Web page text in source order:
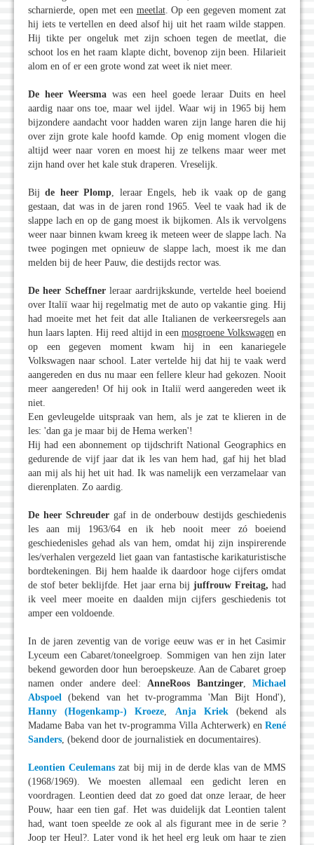
scharnierde, open met een meetlat. Op een gegeven moment zat
hij iets te vertellen en deed alsof hij uit het raam wilde stappen.
Hij tikte per ongeluk met zijn schoen tegen de meetlat, die
schoot los en het raam klapte dicht, bovenop zijn been. Hilarieit
alom en of er een grote wond zat weet ik niet meer.
De heer Weersma was een heel goede leraar Duits en heel
aardig naar ons toe, maar wel ijdel. Waar wij in 1965 bij hem
bijzondere aandacht voor hadden waren zijn lange haren die hij
over zijn grote kale hoofd kamde. Op enig moment vlogen die
altijd weer naar voren en moest hij ze telkens maar weer met
zijn hand over het kale stuk draperen. Vreselijk.
Bijde heer Plomp , leraar Engels, heb ik vaak op de gang
gestaan, dat was in de jaren rond 1965. Veel te vaak had ik de
slappe lach en op de gang moest ik bijkomen. Als ik vervolgens
weer naar binnen kwam kreeg ik meteen weer de slappe lach. Na
twee pogingen met opnieuw de slappe lach, moest ik me dan
melden bij de heer Pauw, die destijds rector was.
De heer Scheffnerleraar aardrijkskunde, vertelde heel boeiend
over Italiï waar hij regelmatig met de auto op vakantie ging. Hij
had moeite met het feit dat alle Italianen de verkeersregels aan
hun laars lapten. Hij reed altijd in een mosgroene Volkswagen en
op een gegeven moment kwam hij in een kanariegele
Volkswagen naar school. Later vertelde hij dat hij te vaak werd
aangereden en dus nu maar een fellere kleur had gekozen. Nooit
meer aangereden! Of hij ook in Italiï werd aangereden weet ik
niet.
Een gevleugelde uitspraak van hem, als je zat te klieren in de
les: 'dan ga je maar bij de Hema werken'!
Hij had een abonnement op tijdschrift National Geographics en
gedurende de vijf jaar dat ik les van hem had, gaf hij het blad
aan mij als hij het uit had. Ik was namelijk een verzamelaar van
dierenplaten. Zo aardig.
De heer Schreudergaf in de onderbouw destijds geschiedenis
les aan mij 1963/64 en ik heb nooit meer zó boeiend
geschiedenisles gehad als van hem, omdat hij zijn inspirerende
les/verhalen vergezeld liet gaan van fantastische karikaturistische
bordtekeningen. Bij hem haalde ik daardoor hoge cijfers omdat
de stof beter beklijfde. Het jaar erna bij juffrouw Freitag, had
ik veel meer moeite en daalden mijn cijfers geschiedenis tot
amper een voldoende.
In de jaren zeventig van de vorige eeuw was er in het Casimir
Lyceum een Cabaret/toneelgroep. Sommigen van hen zijn later
bekend geworden door hun beroepskeuze. Aan de Cabaret groep
namen onder andere deel: AnneRoos Bantzinger,Michael
Abspoel (bekend van het tv-programma 'Man Bijt Hond'),
Hanny (Hogenkamp-) Kroeze
Anja Kriek(bekend als
Madame Baba van het tv-programma Villa Achterwerk) en René
Sanders , (bekend door de journalistiek en documentaires).
Leontien Ceulemans zat bij mij in de derde klas van de MMS
(1968/1969). We moesten allemaal een gedicht leren en
voordragen. Leontien deed dat zo goed dat onze leraar, de heer
Pouw, haar een tien gaf. Het was duidelijk dat Leontien talent
had, want toen speelde ze ook al als figurant mee in de serie ?
Joop ter Heul?. Later vond ik het heel erg leuk om haar te zien